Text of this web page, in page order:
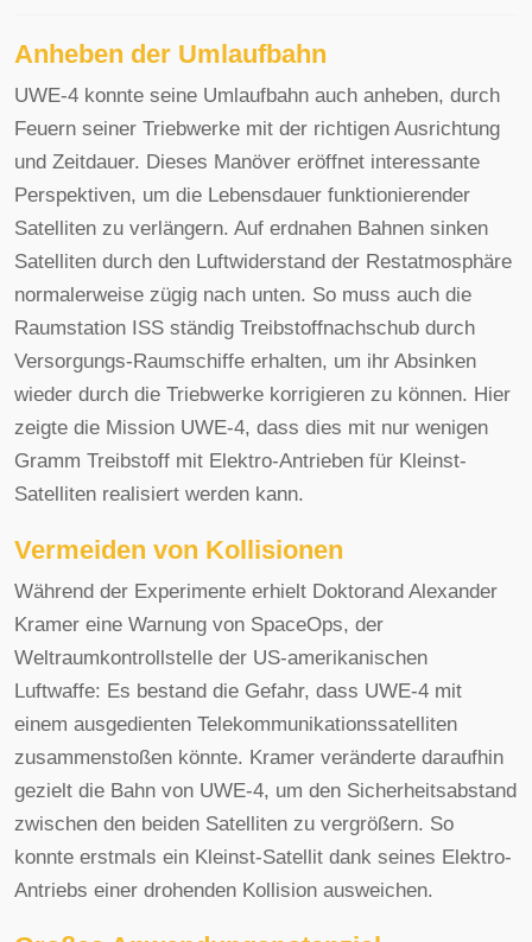
Anheben der Umlaufbahn
UWE-4 konnte seine Umlaufbahn auch anheben, durch
Feuern seiner Triebwerke mit der richtigen Ausrichtung
und Zeitdauer. Dieses Manöver eröffnet interessante
Perspektiven, um die Lebensdauer funktionierender
Satelliten zu verlängern. Auf erdnahen Bahnen sinken
Satelliten durch den Luftwiderstand der Restatmosphäre
normalerweise zügig nach unten. So muss auch die
Raumstation ISS ständig Treibstoffnachschub durch
Versorgungs-Raumschiffe erhalten, um ihr Absinken
wieder durch die Triebwerke korrigieren zu können. Hier
zeigte die Mission UWE-4, dass dies mit nur wenigen
Gramm Treibstoff mit Elektro-Antrieben für Kleinst-
Satelliten realisiert werden kann.
Vermeiden von Kollisionen
Während der Experimente erhielt Doktorand Alexander
Kramer eine Warnung von SpaceOps, der
Weltraumkontrollstelle der US-amerikanischen
Luftwaffe: Es bestand die Gefahr, dass UWE-4 mit
einem ausgedienten Telekommunikationssatelliten
zusammenstoßen könnte. Kramer veränderte daraufhin
gezielt die Bahn von UWE-4, um den Sicherheitsabstand
zwischen den beiden Satelliten zu vergrößern. So
konnte erstmals ein Kleinst-Satellit dank seines Elektro-
Antriebs einer drohenden Kollision ausweichen.